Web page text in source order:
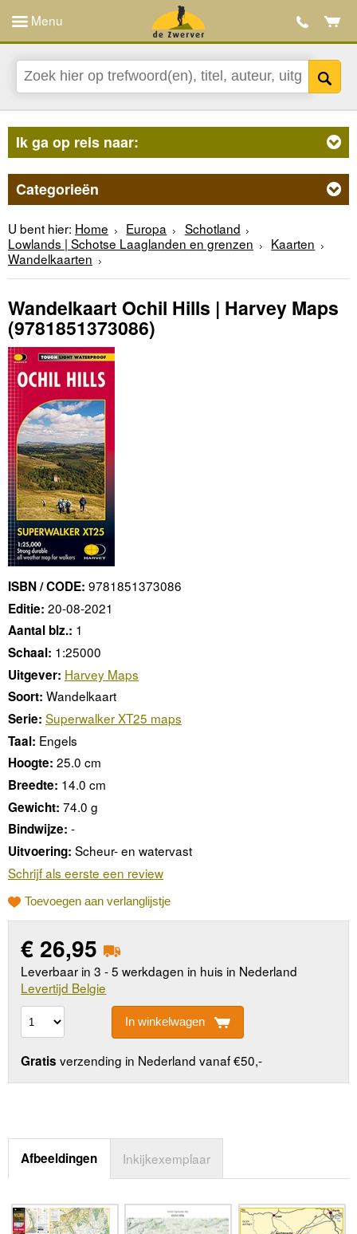
Menu
Ik ga op reis naar:
Categorieën
U bent hier: Home Europa
Schotland
Lowlands | Schotse Laaglanden en grenzen
Kaarten
Wandelkaarten
Wandelkaart Ochil Hills | Harvey Maps
(9781851373086)
ISBN / CODE: 9781851373086
Editie: 20-08-2021
Aantal blz.: 1
Schaal: 1:25000
Uitgever: Harvey Maps
Soort: Wandelkaart
Serie: Superwalker XT25 maps
Taal: Engels
Hoogte: 25.0 cm
Breedte: 14.0 cm
Gewicht: 74.0 g
Bindwijze: -
Uitvoering: Scheur- en watervast
Schrijf als eerste een review
Toevoegen aan verlanglijstje
€ 26,95
Leverbaar in 3 - 5 werkdagen in huis in Nederland
Levertijd Belgie
In winkelwagen
Gratis verzending in Nederland vanaf €50,-
Afbeeldingen Inkijkexemplaar